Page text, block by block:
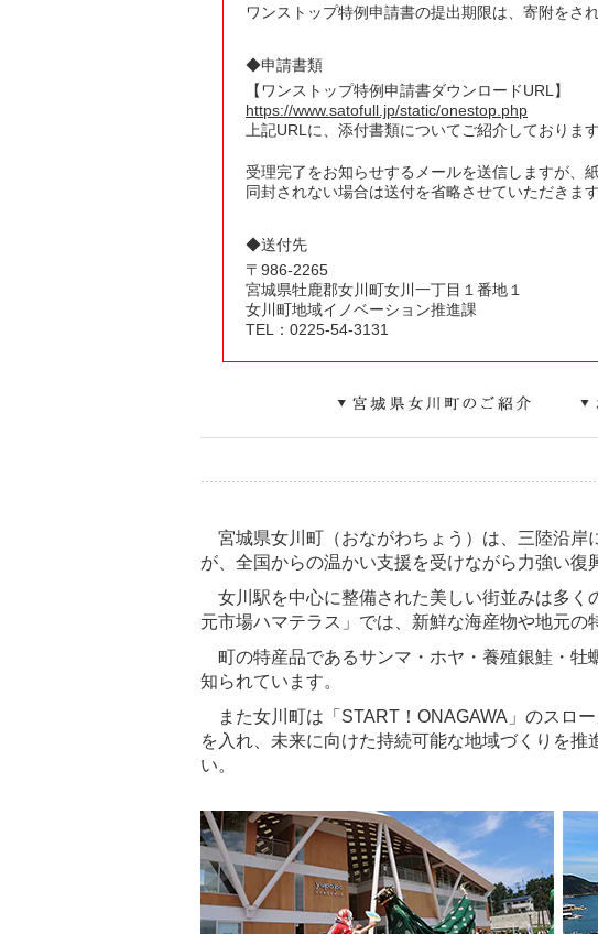
ワンストップ特例申請書の提出期限は、寄附をさ
◆申請書類
【ワンストップ特例申請書ダウンロードURL】
https://www.satofull.jp/static/onestop.php
上記URLに、添付書類についてご紹介しておりま
受理完了をお知らせするメールを送信しますが、
同封されない場合は送付を省略させていただきます
◆送付先
〒 986-2265
宮城県牡鹿郡女川町女川 一丁目１番地１
女川町地域イノベーション推進課
TEL：0225-54-3131
宮城県女川町（おながわちょう）は、三陸沿岸
が、全国からの温かい支援を受けながら力強い復
女川駅を中心に整備された美しい街並みは多く
元市場ハマテラス」では、新鮮な海産物や地元の
町の特産品であるサンマ・ホヤ・養殖銀鮭・牡
知られています。
また女川町は「START！ONAGAWA」のスロ
を入れ、未来に向けた持続可能な地域づくりを
い。